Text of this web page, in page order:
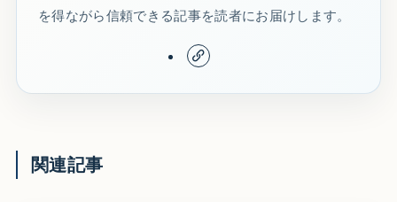
を得ながら信頼できる記事を読者にお届けします。
関連記事